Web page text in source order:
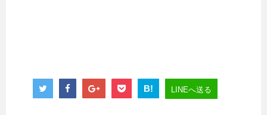
B! LINEへ送る